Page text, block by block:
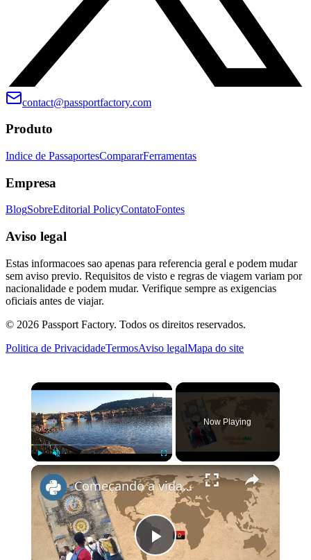
contact@passportfactory.com
Produto
Indice de PassaportesCompararFerramentas
Empresa
BlogSobreEditorial PolicyContatoFontes
Aviso legal
Estas informacoes sao apenas para referencia geral e podem mudar
sem aviso previo. Requisitos de visto e regras de viagem variam por
nacionalidade e podem mudar. Verifique sempre as exigencias
oficiais antes de viajar.
© 2026 Passport Factory. Todos os direitos reservados.
Politica de PrivacidadeTermosAviso legalMapa do site
×
Play Unmute Fullscreen
Now Playing
×
Play
Começando a vida Nômade: A jornada de um Angolano explorando o mundo e novas culturas #viagem